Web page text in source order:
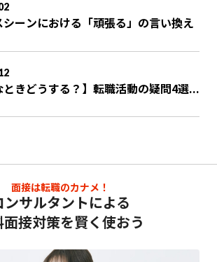
シーンにおける「頑張る」の言い換え
ときどうする？】転職活動の疑問4選...
面接は転職のカナメ！
ンサルタントによる
面接対策を賢く使おう